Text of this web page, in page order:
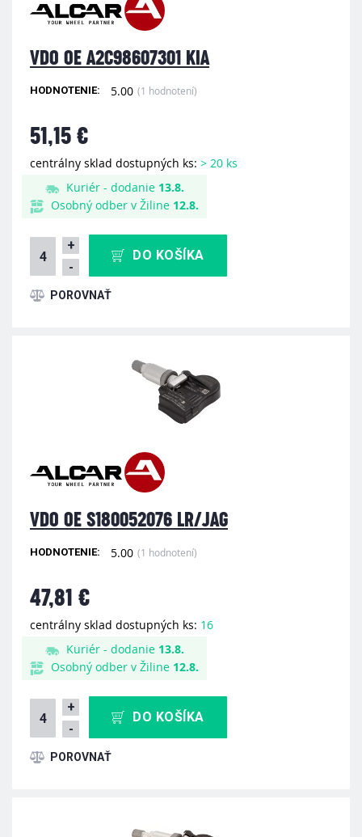
VDO OE A2C98607301 KIA
HODNOTENIE: 5.00 (1 hodnotení)
51,15 €
centrálny sklad dostupných ks: > 20 ks
Kuriér - dodanie 13.8.
Osobný odber v Žiline 12.8.
+
-
DO KOŠÍKA
VDO OE S180052076 LR/JAG
HODNOTENIE: 5.00 (1 hodnotení)
47,81 €
centrálny sklad dostupných ks: 16
Kuriér - dodanie 13.8.
Osobný odber v Žiline 12.8.
+
-
DO KOŠÍKA